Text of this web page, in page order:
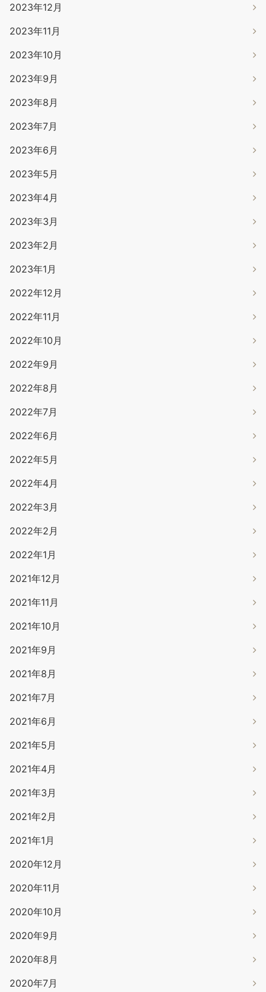
2023年12月
2023年11月
2023年10月
2023年9月
2023年8月
2023年7月
2023年6月
2023年5月
2023年4月
2023年3月
2023年2月
2023年1月
2022年12月
2022年11月
2022年10月
2022年9月
2022年8月
2022年7月
2022年6月
2022年5月
2022年4月
2022年3月
2022年2月
2022年1月
2021年12月
2021年11月
2021年10月
2021年9月
2021年8月
2021年7月
2021年6月
2021年5月
2021年4月
2021年3月
2021年2月
2021年1月
2020年12月
2020年11月
2020年10月
2020年9月
2020年8月
2020年7月